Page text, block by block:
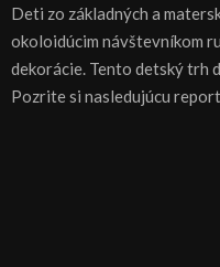
Deti zo základných a
okoloidúcim návštevníkom
dekorácie. Tento detský trh
Pozrite si nasledujúcu